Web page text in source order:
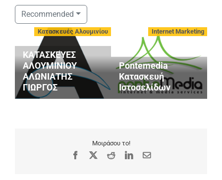
Recommended
Κατασκευές Αλουμινίου
ΚΑΤΑΣΚΕΥΕΣ
ΑΛΟΥΜΙΝΙΟΥ
ΑΛΩΝΙΑΤΗΣ
ΓΙΩΡΓΟΣ
Internet Marketing
Pontemedia
Κατασκευή
Ιστοσελίδων
Μοιράσου το!
Facebook RedditLinkedIn
Email